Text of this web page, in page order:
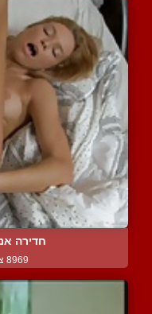
חדירה
8969 צפיות